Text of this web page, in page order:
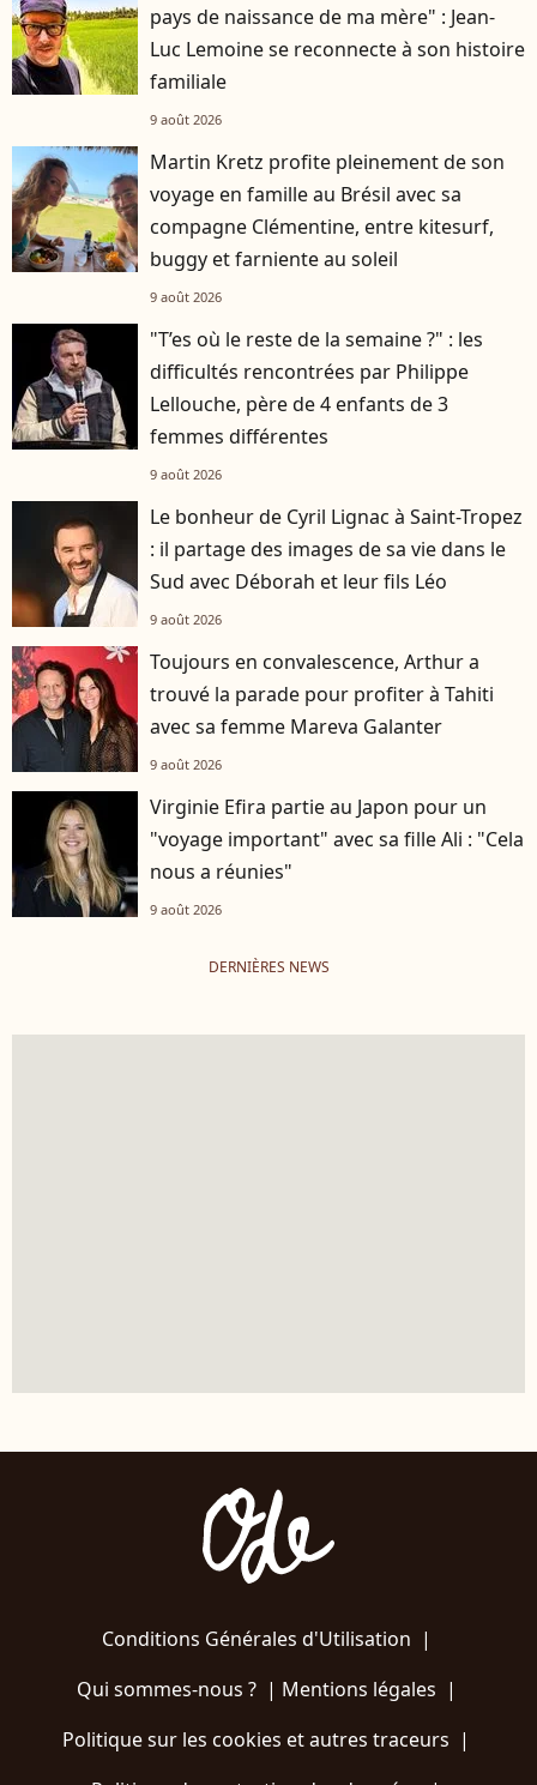
pays de naissance de ma mère" : Jean-
Luc Lemoine se reconnecte à son histoire
familiale
9 août 2026
Martin Kretz profite pleinement de son
voyage en famille au Brésil avec sa
compagne Clémentine, entre kitesurf,
buggy et farniente au soleil
9 août 2026
"T’es où le reste de la semaine ?" : les
difficultés rencontrées par Philippe
Lellouche, père de 4 enfants de 3
femmes différentes
9 août 2026
Le bonheur de Cyril Lignac à Saint-Tropez
: il partage des images de sa vie dans le
Sud avec Déborah et leur fils Léo
9 août 2026
Toujours en convalescence, Arthur a
trouvé la parade pour profiter à Tahiti
avec sa femme Mareva Galanter
9 août 2026
Virginie Efira partie au Japon pour un
"voyage important" avec sa fille Ali : "Cela
nous a réunies"
9 août 2026
DERNIÈRES NEWS
Conditions Générales d'Utilisation |
Qui sommes-nous ?| Mentions légales |
Politique sur les cookies et autres traceurs |